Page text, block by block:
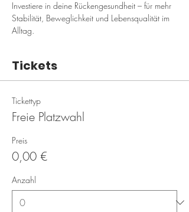
Investiere in deine Rückengesundheit – für mehr
Stabilität, Beweglichkeit und Lebensqualität im
Alltag.
Tickets
Tickettyp
Freie Platzwahl
Preis
0,00 €
Anzahl